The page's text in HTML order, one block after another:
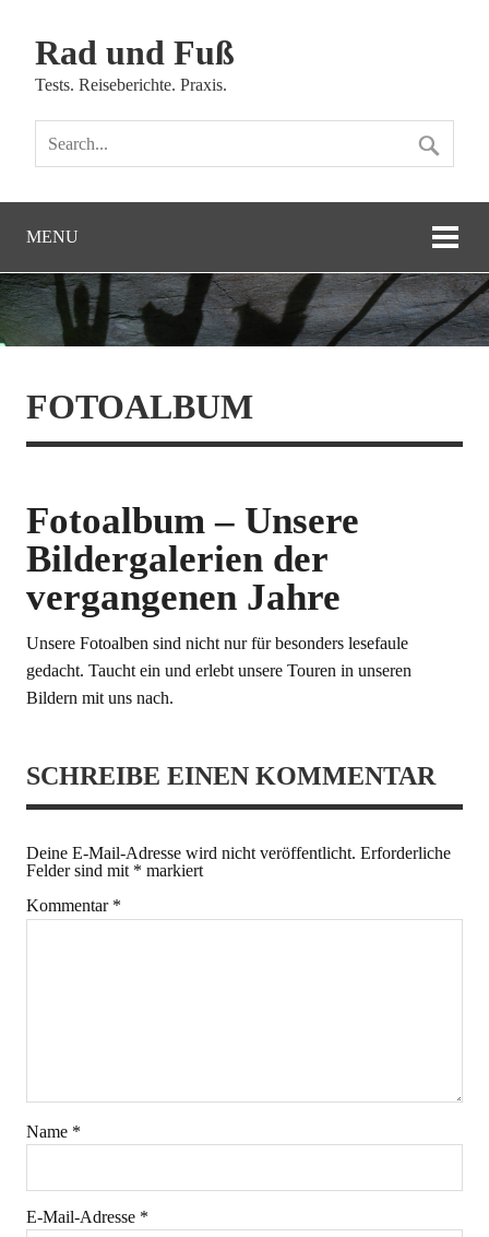
Rad und Fuß
Tests. Reiseberichte. Praxis.
MENU
FOTOALBUM
Fotoalbum – Unsere
Bildergalerien der
vergangenen Jahre
Unsere Fotoalben sind nicht nur für besonders lesefaule
gedacht. Taucht ein und erlebt unsere Touren in unseren
Bildern mit uns nach.
SCHREIBE EINEN KOMMENTAR
Deine E-Mail-Adresse wird nicht veröffentlicht. Erforderliche
Felder sind mit * markiert
Kommentar *
Name *
E-Mail-Adresse *